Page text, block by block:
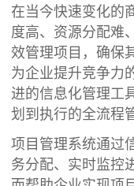
在当今快速变化的
度高、资源分配难
效管理项目，确保
为企业提升竞争力
进的信息化管理工
划到执行的全流程
项目管理系统通过
务分配、实时监控